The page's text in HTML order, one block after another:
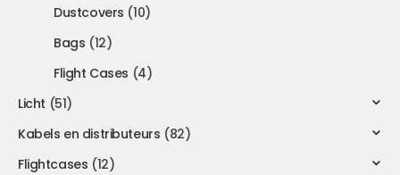
Dustcovers (10)
Bags (12)
Flight Cases (4)
Licht (51)
Kabels en distributeurs (82)
Flightcases (12)